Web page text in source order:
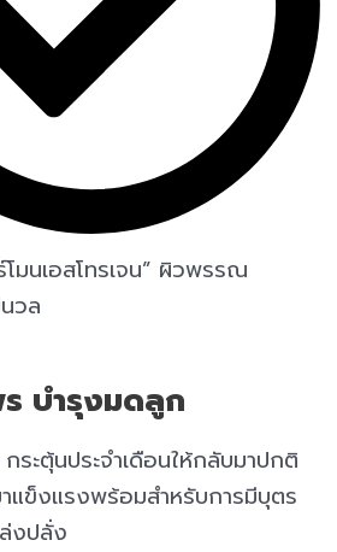
มนเอสโทรเจน” ผิวพรรณ
วล
บำรุงมดลูก​
ระตุ้นประจำเดือนให้กลับมาปกติ
แข็งแรงพร้อมสำหรับการมีบุตร
งปลั่ง